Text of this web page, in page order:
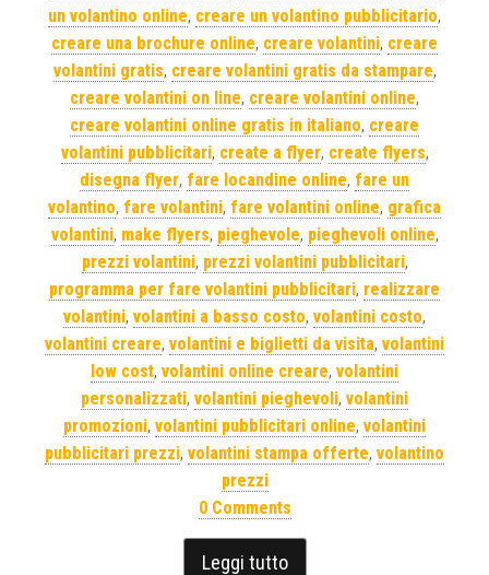
un volantino online, creare un volantino pubblicitario,
creare una brochure online, creare volantini, creare
volantini gratis, creare volantini gratis da stampare,
creare volantini on line, creare volantini online,
creare volantini online gratis in italiano, creare
volantini pubblicitari, create a flyer, create flyers,
disegna flyer, fare locandine online, fare un
volantino, fare volantini, fare volantini online, grafica
volantini, make flyers, pieghevole, pieghevoli online,
prezzi volantini, prezzi volantini pubblicitari,
programma per fare volantini pubblicitari, realizzare
volantini, volantini a basso costo, volantini costo,
volantini creare, volantini e biglietti da visita, volantini
low cost, volantini online creare, volantini
personalizzati, volantini pieghevoli, volantini
promozioni, volantini pubblicitari online, volantini
pubblicitari prezzi, volantini stampa offerte, volantino
prezzi
0 Comments
Leggi tutto